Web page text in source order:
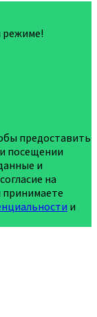
режиме!
предоставить
посещении
и
на
принимаете
и